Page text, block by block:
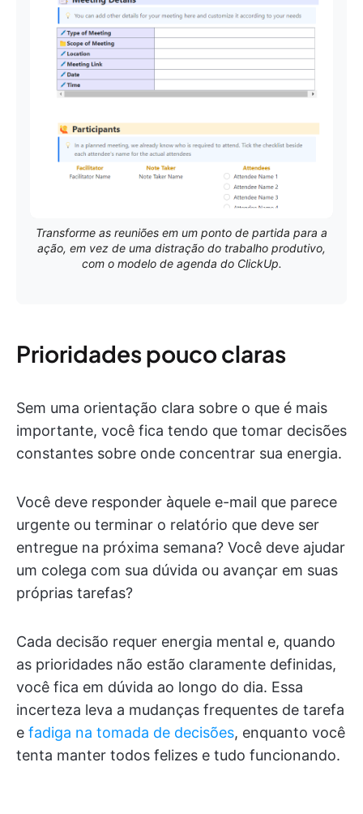
Transforme as reuniões em um ponto de partida para a
ação, em vez de uma distração do trabalho produtivo,
com o modelo de agenda do ClickUp.
Prioridades pouco claras
Sem uma orientação clara sobre o que é mais
importante, você fica tendo que tomar decisões
constantes sobre onde concentrar sua energia.
Você deve responder àquele e-mail que parece
urgente ou terminar o relatório que deve ser
entregue na próxima semana? Você deve ajudar
um colega com sua dúvida ou avançar em suas
próprias tarefas?
Cada decisão requer energia mental e, quando
as prioridades não estão claramente definidas,
você fica em dúvida ao longo do dia. Essa
incerteza leva a mudanças frequentes de tarefa
e fadiga na tomada de decisões, enquanto você
tenta manter todos felizes e tudo funcionando.